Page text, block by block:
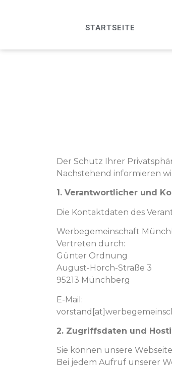
STARTSEITE
Der Schutz Ihrer
Nachstehend informieren
1. Verantwortlicher und
Die Kontaktdaten des
Werbegemeinschaft
Vertreten durch:
Günter Ordnung
August-Horch-Straße 3
95213 Münchberg
E-Mail:
2. Zugriffsdaten und
Sie können unsere
Bei jedem Aufruf unserer